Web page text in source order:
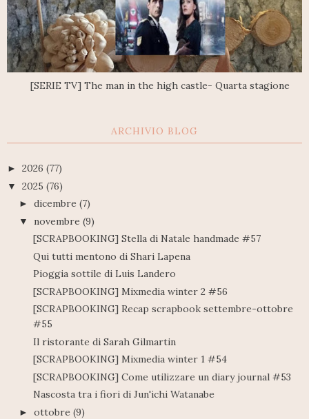
[SERIE TV] The man in the high castle- Quarta stagione
ARCHIVIO BLOG
► 2026 (77)
▼ 2025 (76)
► dicembre (7)
▼ novembre (9)
[SCRAPBOOKING] Stella di Natale handmade #57
Qui tutti mentono di Shari Lapena
Pioggia sottile di Luis Landero
[SCRAPBOOKING] Mixmedia winter 2 #56
[SCRAPBOOKING] Recap scrapbook settembre-ottobre
#55
Il ristorante di Sarah Gilmartin
[SCRAPBOOKING] Mixmedia winter 1 #54
[SCRAPBOOKING] Come utilizzare un diary journal #53
Nascosta tra i fiori di Jun'ichi Watanabe
► ottobre (9)